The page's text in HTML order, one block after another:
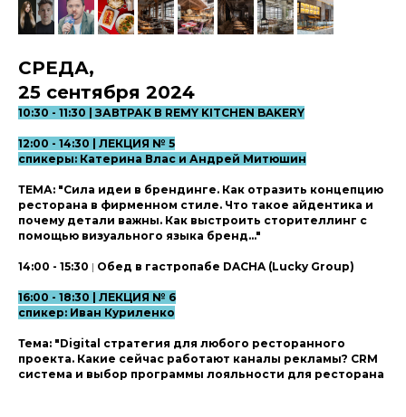
СРЕДА,
25 сентября 2024
10:30 - 11:30 | ЗАВТРАК В REMY KITCHEN BAKERY
12:00 - 14:30 | ЛЕКЦИЯ № 5
спикеры: Катерина Влас и Андрей Митюшин
ТЕМА: "Сила идеи в брендинге. Как отразить концепцию
ресторана в фирменном стиле. Что такое айдентика и
почему детали важны. Как выстроить сторителлинг с
помощью визуального языка бренд..."
14:00 - 15:30 | Обед в гастропабе DACHA (Lucky Group)
16:00 - 18:30 | ЛЕКЦИЯ № 6
спикер: Иван Куриленко
Тема: "Digital стратегия для любого ресторанного
проекта. Какие сейчас работают каналы рекламы? CRM
система и выбор программы лояльности для ресторана